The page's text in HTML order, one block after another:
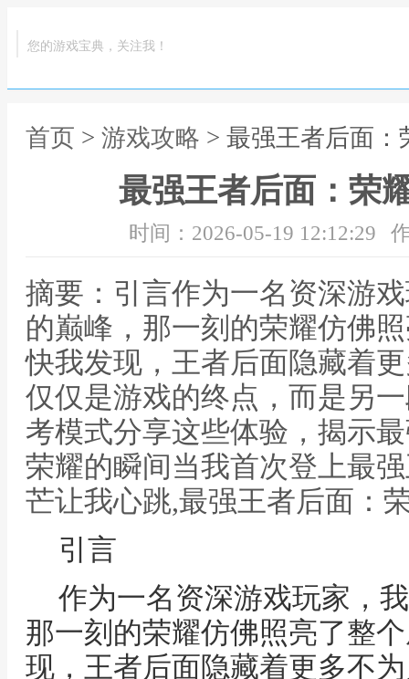
您的游戏宝典，关注我！
首页 > 游戏攻略 > 最强王者后面
最强王者后面：荣
时间：2026-05-19 12:12:29
摘要：引言作为一名资深游
的巅峰，那一刻的荣耀仿佛
快我发现，王者后面隐藏着
仅仅是游戏的终点，而是另
考模式分享这些体验，揭示
荣耀的瞬间当我首次登上最
芒让我心跳,最强王者后面：
引言
作为一名资深游戏玩家，
那一刻的荣耀仿佛照亮了整
现，王者后面隐藏着更多不